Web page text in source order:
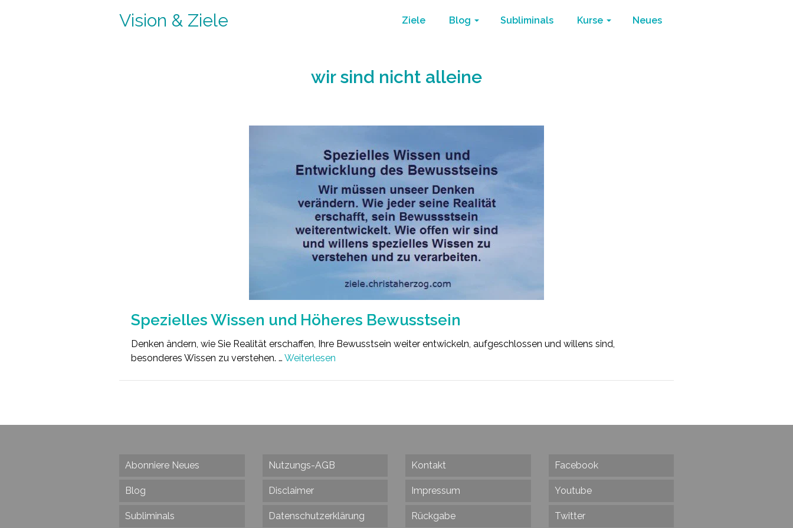
Vision & Ziele Ziele Blog Subliminals Kurse Neues
wir sind nicht alleine
Spezielles Wissen und Höheres Bewusstsein
Denken ändern, wie Sie Realität erschaffen, Ihre Bewusstsein weiter entwickeln, aufgeschlossen und willens sind,
besonderes Wissen zu verstehen. … Weiterlesen
Abonniere Neues
Blog
Subliminals
Nutzungs-AGB
Disclaimer
Datenschutzerklärung
Kontakt
Impressum
Rückgabe
Facebook
Youtube
Twitter